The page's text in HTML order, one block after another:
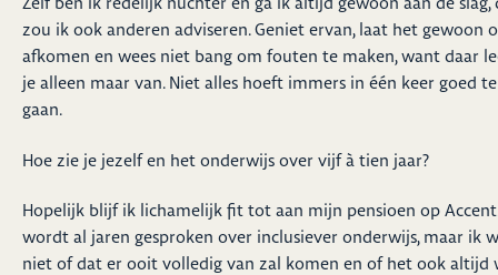
zou ik ook anderen adviseren. Geniet ervan, laat het gewoon
afkomen en wees niet bang om fouten te maken, want daar
je alleen maar van. Niet alles hoeft immers in één keer goed te
gaan.
Hoe zie je jezelf en het onderwijs over vijf à tien jaar?
Hopelijk blijf ik lichamelijk fit tot aan mijn pensioen op
wordt al jaren gesproken over inclusiever onderwijs, maar ik
niet of dat er ooit volledig van zal komen en of het ook altijd